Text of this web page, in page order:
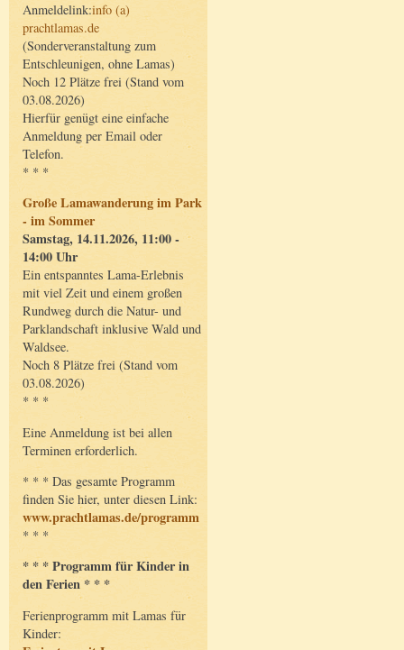
Anmeldelink:info (a)
prachtlamas.de
(Sonderveranstaltung zum
Entschleunigen, ohne Lamas)
Noch 12 Plätze frei (Stand vom
03.08.2026)
Hierfür genügt eine einfache
Anmeldung per Email oder
Telefon.
* * *
Große Lamawanderung im Park
- im Sommer
Samstag, 14.11.2026, 11:00 -
14:00 Uhr
Ein entspanntes Lama-Erlebnis
mit viel Zeit und einem großen
Rundweg durch die Natur- und
Parklandschaft inklusive Wald und
Waldsee.
Noch 8 Plätze frei (Stand vom
03.08.2026)
* * *
Eine Anmeldung ist bei allen
Terminen erforderlich.
* * * Das gesamte Programm
finden Sie hier, unter diesen Link:
www.prachtlamas.de/programm
* * *
* * * Programm für Kinder in
den Ferien * * *
Ferienprogramm mit Lamas für
Kinder: